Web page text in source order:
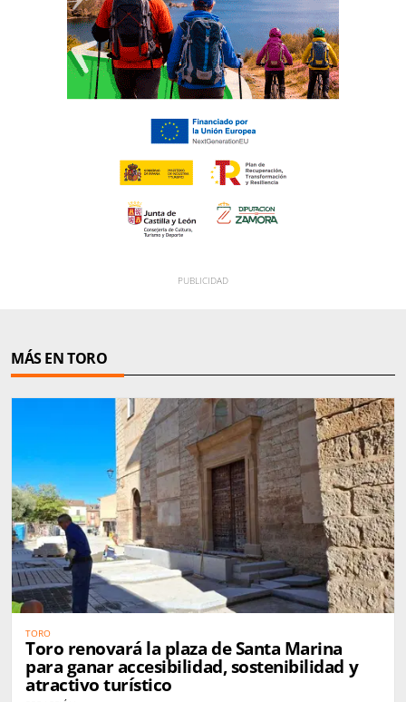
MÁS EN TORO
TORO
Toro renovará la plaza de Santa Marina
para ganar accesibilidad, sostenibilidad y
atractivo turístico